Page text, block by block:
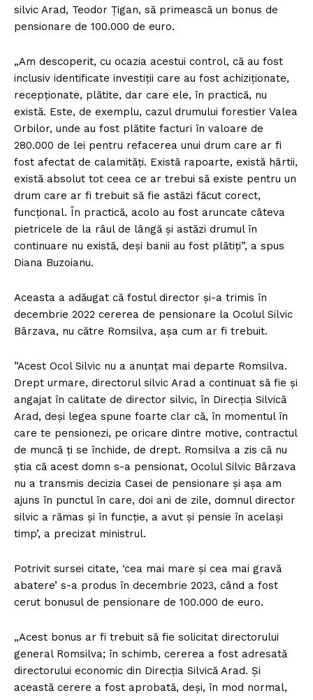
silvic Arad, Teodor Ţigan, să primească un bonus de
pensionare de 100.000 de euro.
„Am descoperit, cu ocazia acestui control, că au fost
inclusiv identificate investiţii care au fost achiziţionate,
recepţionate, plătite, dar care ele, în practică, nu
există. Este, de exemplu, cazul drumului forestier Valea
Orbilor, unde au fost plătite facturi în valoare de
280.000 de lei pentru refacerea unui drum care ar fi
fost afectat de calamităţi. Există rapoarte, există hârtii,
există absolut tot ceea ce ar trebui să existe pentru un
drum care ar fi trebuit să fie astăzi făcut corect,
funcţional. În practică, acolo au fost aruncate câteva
pietricele de la râul de lângă şi astăzi drumul în
continuare nu există, deşi banii au fost plătiţi”, a spus
Diana Buzoianu.
Aceasta a adăugat că fostul director şi-a trimis în
decembrie 2022 cererea de pensionare la Ocolul Silvic
Bârzava, nu către Romsilva, aşa cum ar fi trebuit.
”Acest Ocol Silvic nu a anunţat mai departe Romsilva.
Drept urmare, directorul silvic Arad a continuat să fie şi
angajat în calitate de director silvic, în Direcţia Silvică
Arad, deşi legea spune foarte clar că, în momentul în
care te pensionezi, pe oricare dintre motive, contractul
de muncă ţi se închide, de drept. Romsilva a zis că nu
ştia că acest domn s-a pensionat, Ocolul Silvic Bârzava
nu a transmis decizia Casei de pensionare şi aşa am
ajuns în punctul în care, doi ani de zile, domnul director
silvic a rămas şi în funcţie, a avut şi pensie în acelaşi
timp’, a precizat ministrul.
Potrivit sursei citate, ‘cea mai mare şi cea mai gravă
abatere’ s-a produs în decembrie 2023, când a fost
cerut bonusul de pensionare de 100.000 de euro.
„Acest bonus ar fi trebuit să fie solicitat directorului
general Romsilva; în schimb, cererea a fost adresată
directorului economic din Direcţia Silvică Arad. Şi
această cerere a fost aprobată, deşi, în mod normal,